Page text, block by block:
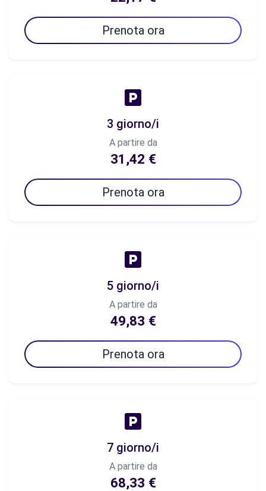
Prenota ora
3 giorno/i
A partire da
31,42 €
Prenota ora
5 giorno/i
A partire da
49,83 €
Prenota ora
7 giorno/i
A partire da
68,33 €